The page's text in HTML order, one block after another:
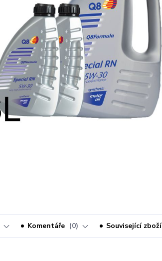
Komentáře 0 Související zboží